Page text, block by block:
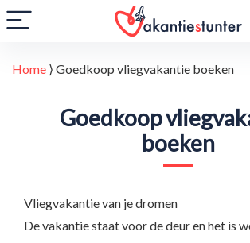
Home ⟩ Goedkoop vliegvakantie boeken
Goedkoop
boeken
Vliegvakantie van je dromen
De vakantie staat voor de deur en het is